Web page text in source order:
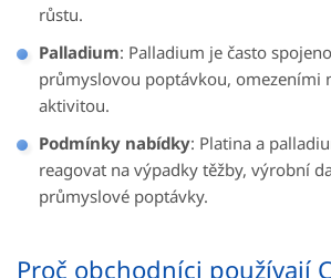
růstu.
Palladium: Palladium je často
průmyslovou poptávkou, omezeními
aktivitou.
Podmínky nabídky: Platina a
reagovat na výpadky těžby, výrobní
průmyslové poptávky.
Proč obchodníci používají